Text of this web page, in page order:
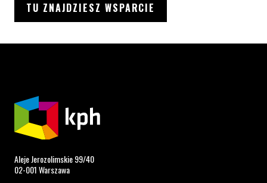
TU ZNAJDZIESZ WSPARCIE
Aleje Jerozolimskie 99/40
02-001 Warszawa